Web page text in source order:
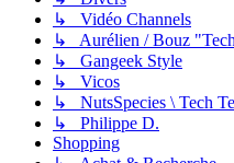
↳ Vidéo Channels
↳ Aurélien / Bouz
↳ Gangeek Style
↳ Vicos
↳ NutsSpecies \ Tech
↳ Philippe D.
Shopping